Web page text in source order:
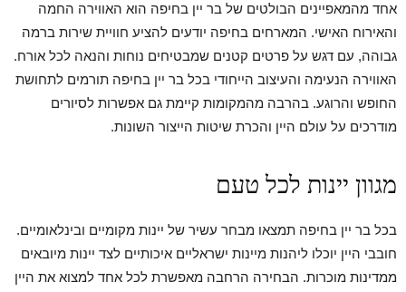
אחד מהמאפיינים הבולטים של בר יין בחיפה הוא האווירה החמה
והאירוח האישי. המארחים בחיפה יודעים להציע חוויית שירות ברמה
גבוהה, עם דגש על פרטים קטנים שמבטיחים נוחות והנאה לכל אורח.
האווירה הנעימה והעיצוב הייחודי בכל בר יין בחיפה תורמים לתחושת
החופש והרוגע. בהרבה מהמקומות קיימת גם אפשרות לסיורים
מודרכים על עולם היין והכרת שיטות הייצור השונות.
מגוון יינות לכל טעם
בכל בר יין בחיפה תמצאו מבחר עשיר של יינות מקומיים ובינלאומיים.
חובבי היין יוכלו ליהנות מיינות ישראליים איכותיים לצד יינות מיובאים
ממדינות מוכרות. הבחירה הרחבה מאפשרת לכל אחד למצוא את היין